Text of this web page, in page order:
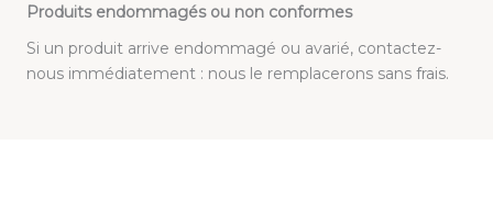
Produits endommagés ou non conformes
Si un produit arrive endommagé ou avarié, contactez-
nous immédiatement : nous le remplacerons sans frais.